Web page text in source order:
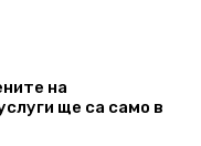
на
ще са само в